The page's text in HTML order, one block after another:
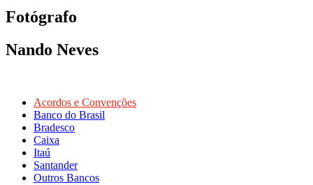
Fotógrafo
Nando Neves
Acordos e Convenções
Banco do Brasil
Bradesco
Caixa
Itaú
Santander
Outros Bancos